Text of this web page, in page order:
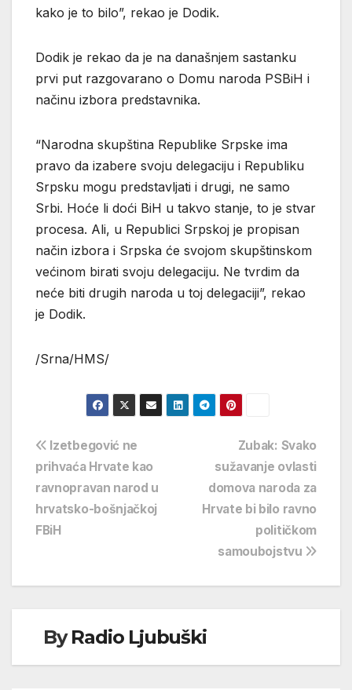
kako je to bilo”, rekao je Dodik.
Dodik je rekao da je na današnjem sastanku
prvi put razgovarano o Domu naroda PSBiH i
načinu izbora predstavnika.
“Narodna skupština Republike Srpske ima
pravo da izabere svoju delegaciju i Republiku
Srpsku mogu predstavljati i drugi, ne samo
Srbi. Hoće li doći BiH u takvo stanje, to je stvar
procesa. Ali, u Republici Srpskoj je propisan
način izbora i Srpska će svojom skupštinskom
većinom birati svoju delegaciju. Ne tvrdim da
neće biti drugih naroda u toj delegaciji”, rekao
je Dodik.
/Srna/HMS/
Navigacija
objava
Zubak: Svako
sužavanje ovlasti
domova naroda za
Hrvate bi bilo ravno
političkom
samoubojstvu
Izetbegović ne
prihvaća Hrvate kao
ravnopravan narod u
hrvatsko-bošnjačkoj
FBiH
ByRadio Ljubuški